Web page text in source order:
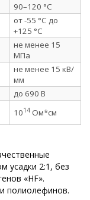
90–120 °C
от -55 °C до
+125 °C
не менее 15
МПа
не менее 15 кВ/
мм
до 690 В
1014 Ом*см
усадки 2:1, без
«HF».
полиолефинов.